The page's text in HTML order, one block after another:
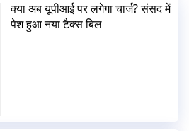
क्या अब यूपीआई पर लगेगा चार्ज? संसद में
पेश हुआ नया टैक्स बिल